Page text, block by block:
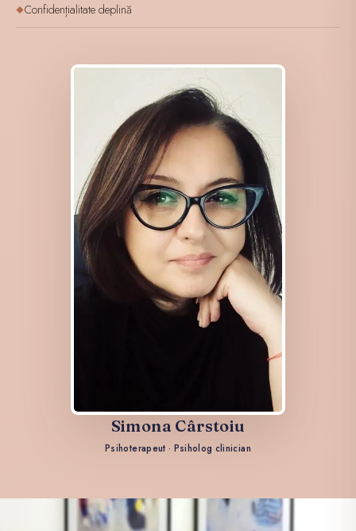
◆Confidențialitate deplină
Simona Cârstoiu
Psihoterapeut · Psiholog clinician